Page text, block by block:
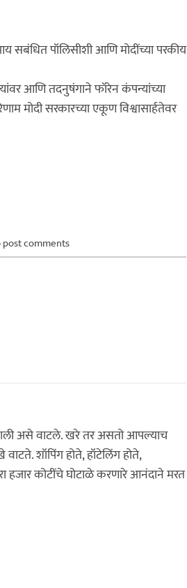
सबंधित पॉलिसीशी आणि मोदींच्या परकीय
आणि तदनुषंगाने फॉरेन कंपन्यांच्या
मोदी सरकारच्या एकूण विश्वासार्हतेवर
comments
असे वाटले. खरे तर असतो आपल्याच
शॉपिंग होते, हॉटेलिंग होते,
हजार कोटींचे घोटाळे करणारे आनंदाने मरत